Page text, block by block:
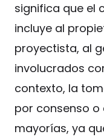
significa que el
incluye al
proyectista, al
involucrados
contexto, la
por consenso
mayorías, ya